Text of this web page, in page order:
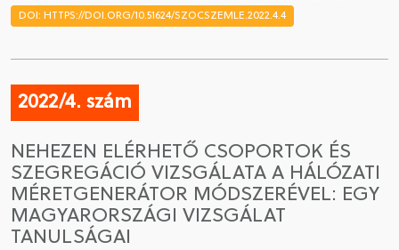
SZAKOSZTÁLYOK
DÍJAK
NYELVVÁLASZTÁS
DOI: HTTPS://DOI.ORG/10.51624/SZOCSZEMLE.2022.4.4
2022/4. szám
NEHEZEN ELÉRHETŐ CSOPORTOK ÉS
SZEGREGÁCIÓ VIZSGÁLATA A HÁLÓZATI
MÉRETGENERÁTOR MÓDSZERÉVEL: EGY
MAGYARORSZÁGI VIZSGÁLAT
TANULSÁGAI